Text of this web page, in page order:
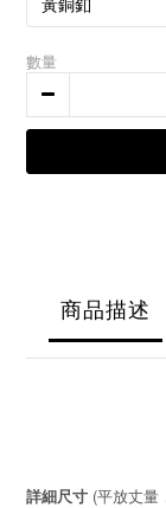
數量
商品描述
詳細尺寸 (平放丈量